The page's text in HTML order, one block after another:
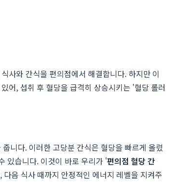
사와 간식을 편의점에서 해결합니다. 하지만 이
어, 섭취 후 혈당을 급격히 상승시키는 '혈당 롤러
니다. 이러한 고당분 간식은 혈당을 빠르게 올렸
있습니다. 이것이 바로 우리가 '편의점 혈당 간
음 식사 때까지 안정적인 에너지 레벨을 지켜주